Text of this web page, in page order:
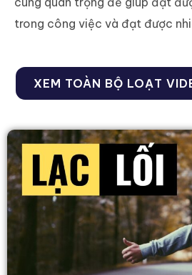
trong công việc và đạt được
XEM TOÀN BỘ LOẠT